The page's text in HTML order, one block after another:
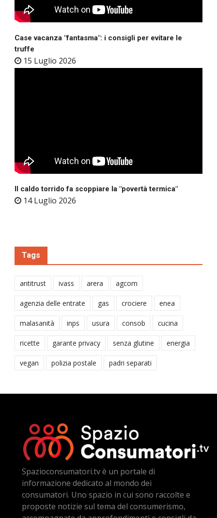
Case vacanza "fantasma": i consigli per evitare le
truffe
15 Luglio 2026
Il caldo torrido fa scoppiare la "povertà termica"
14 Luglio 2026
Tags
antitrust ivass arera agcom
agenzia delle entrate gas crociere enea
malasanità inps usura consob cucina
ricette garante privacy senza glutine energia
vegan polizia postale padri separati
Spazioconsumatori.tv è un portale di
informazione dedicato al mondo dei
consumatori. Uno spazio in cui sono raccolte e
proposte notizie sul tema del consumerismo,